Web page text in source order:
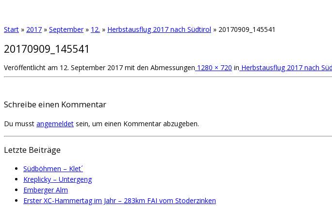
Start » 2017 » September » 12. » Herbstausflug 2017 nach Südtirol » 20170909_145541
20170909_145541
Veröffentlicht am 12. September 2017 mit den Abmessungen 1280 × 720 in Herbstausflug 2017 nach
Schreibe einen Kommentar
Du musst angemeldet sein, um einen Kommentar abzugeben.
Letzte Beiträge
Südböhmen – Klet´
Kreplicky – Untergeng
Emberger Alm
Erster XC-Hammertag im Jahr – 283km FAI vom Stoderzinken